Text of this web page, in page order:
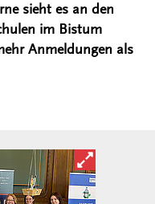
sieht es an den
im Bistum
Anmeldungen als
Bild in